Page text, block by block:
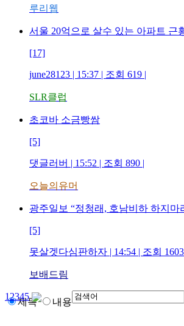
루리웹
서울 20억으로 살수 있는 아파트 근
[17]
june28123 | 15:37 | 조회 619 |
SLR클럽
초코바 소금빵쌈
[5]
댓글러버 | 15:52 | 조회 890 |
오늘의유머
광주일보 “정청래, 호남비하 하지마
[5]
못살겟다심판하자 | 14:54 | 조회 1603
보배드림
12345
제목 내용